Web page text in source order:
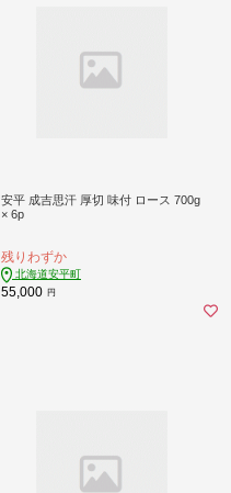
安平 成吉思汗 厚切 味付 ロース 700g
× 6p
残りわずか
北海道安平町
55,000 円